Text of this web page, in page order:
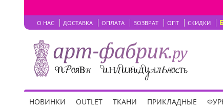
О НАС ДОСТАВКА ОПЛАТА ВОЗВРАТ ОПТ СКИДКИ
НОВИНКИ OUTLET ТКАНИ ПРИКЛАДНЫЕ